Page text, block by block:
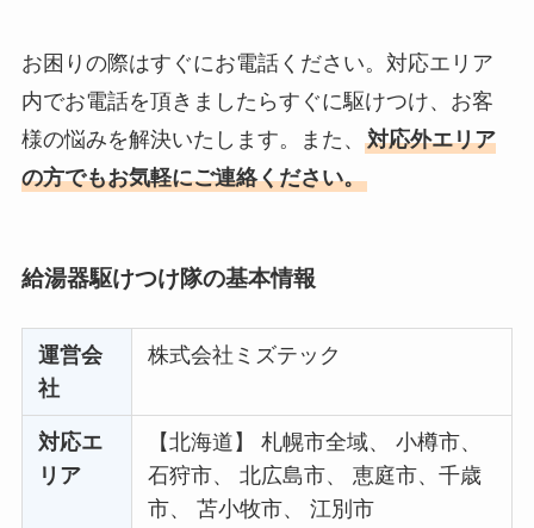
お困りの際はすぐにお電話ください。対応エリア
内でお電話を頂きましたらすぐに駆けつけ、お客
様の悩みを解決いたします。また、 対応外エリア
の方でもお気軽にご連絡ください。
給湯器駆けつけ隊の基本情報
運営会
社
株式会社ミズテック
対応エ
リア
【北海道】 札幌市全域、 小樽市、
石狩市、 北広島市、 恵庭市、千歳
市、 苫小牧市、 江別市